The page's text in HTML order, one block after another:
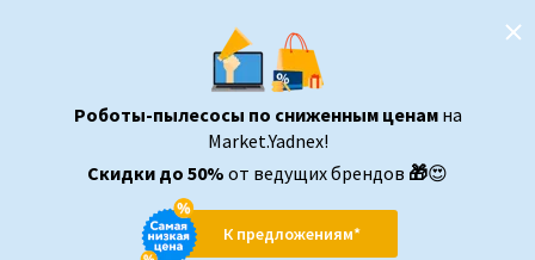
Роботы-пылесосы по сниженным ценам на
Market.Yadnex!
Скидки до 50% от ведущих брендов 🎁😍
К предложениям*